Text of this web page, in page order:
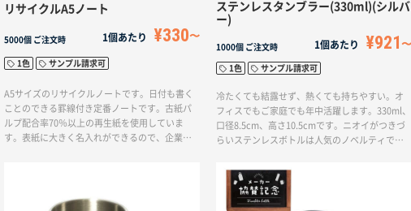
リサイクルA5ノート
5000個 ご注文時 1個あたり ¥330
1色 サンプル請求可
A5サイズのリサイクルノートです。日付も書く
ことのできる罫線付き定番ノートです。古紙パ
ルプ配合率70％以上の再生紙を使用していま
す。表紙に大きく名入れができるので、企業ロ
ステンレスタンブラー(330ml)(シルバ
ー)
1000個 ご注文時 1個あたり ¥921
1色 サンプル請求可
冷たくても結露せず、熱くても持ちやすい。オ
フィスでもご家庭でも年中活躍します。330ml、
口径8.5cm、高さ10.5cmです。ニオイがつきづ
らいステンレスボトルは人気のノベルティで